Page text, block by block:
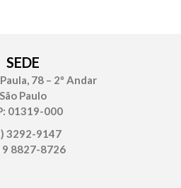
SEDE
78 – 2º Andar
São Paulo
01319-000
3292-9147
9 8827-8726